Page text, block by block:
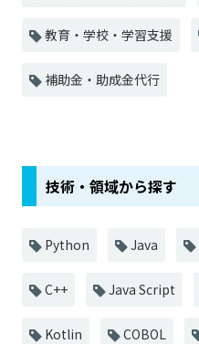
教育・学校・学習支援
補助金・助成金代行
技術・領域から探す
Python Java
C++ Java Script
Kotlin COBOL